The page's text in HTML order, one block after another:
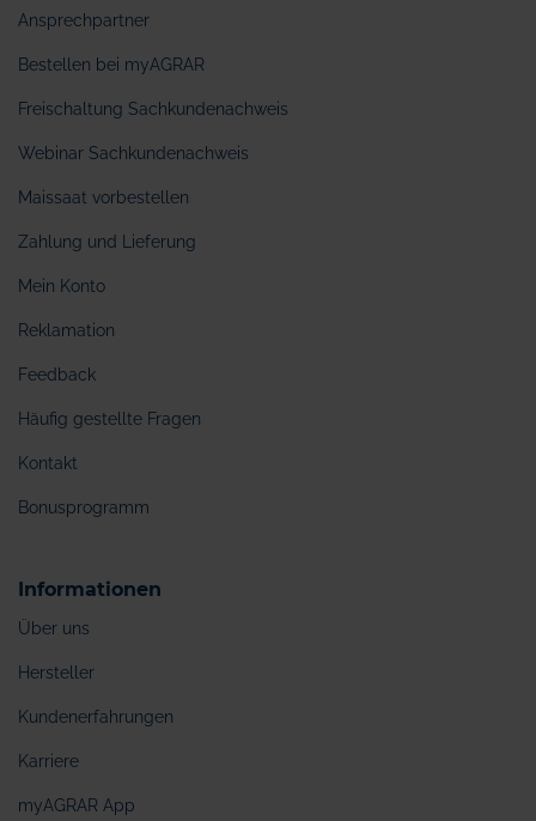
Ansprechpartner
Bestellen bei myAGRAR
Freischaltung Sachkundenachweis
Webinar Sachkundenachweis
Maissaat vorbestellen
Zahlung und Lieferung
Mein Konto
Reklamation
Feedback
Häufig gestellte Fragen
Kontakt
Bonusprogramm
Informationen
Über uns
Hersteller
Kundenerfahrungen
Karriere
myAGRAR App